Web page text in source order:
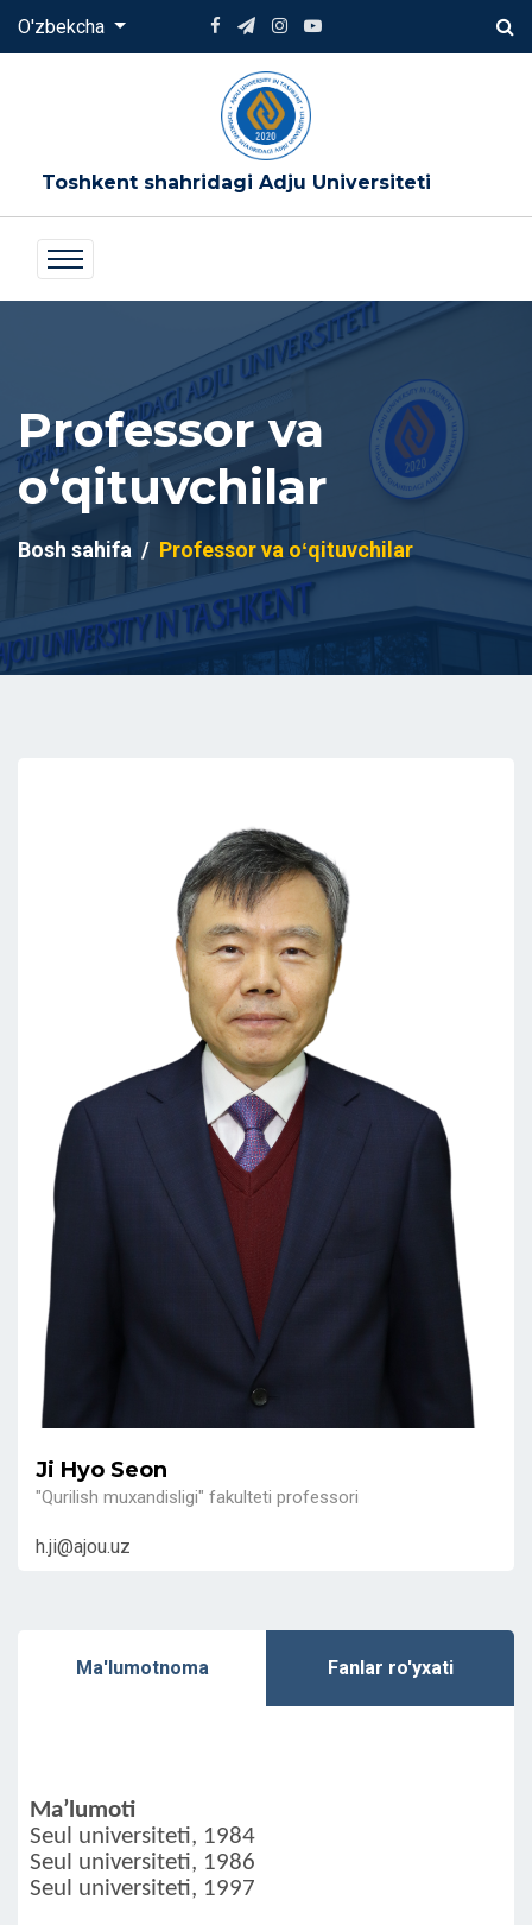
O'zbekcha
Toshkent shahridagi Adju Universiteti
Professor va
oʻqituvchilar
Bosh sahifa Professor va oʻqituvchilar
Ji Hyo Seon
"Qurilish muxandisligi" fakulteti professori
h.ji@ajou.uz
Ma'lumotnoma Fanlar ro'yxati
Ma’lumoti
Seul universiteti, 1984
Seul universiteti, 1986
Seul universiteti, 1997